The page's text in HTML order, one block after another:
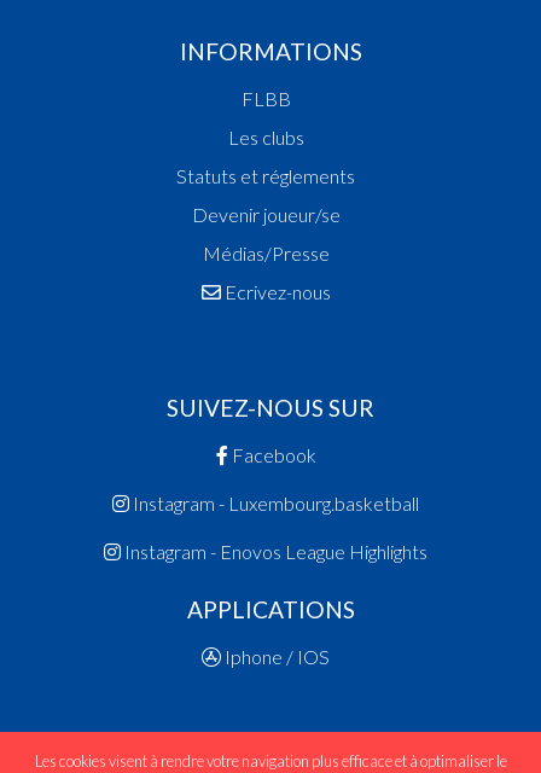
INFORMATIONS
FLBB
Les clubs
Statuts et réglements
Devenir joueur/se
Médias/Presse
Ecrivez-nous
SUIVEZ-NOUS SUR
Facebook
Instagram - Luxembourg.basketball
Instagram - Enovos League Highlights
APPLICATIONS
Iphone / IOS
Les cookies visent à rendre votre navigation plus efficace et à optimaliser le